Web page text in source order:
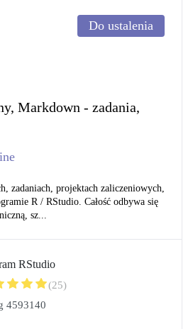
Do ustalenia
Markdown - zadania,
zadaniach, projektach zaliczeniowych,
R / RStudio. Całość odbywa się
sz...
RStudio
(25)
4593140